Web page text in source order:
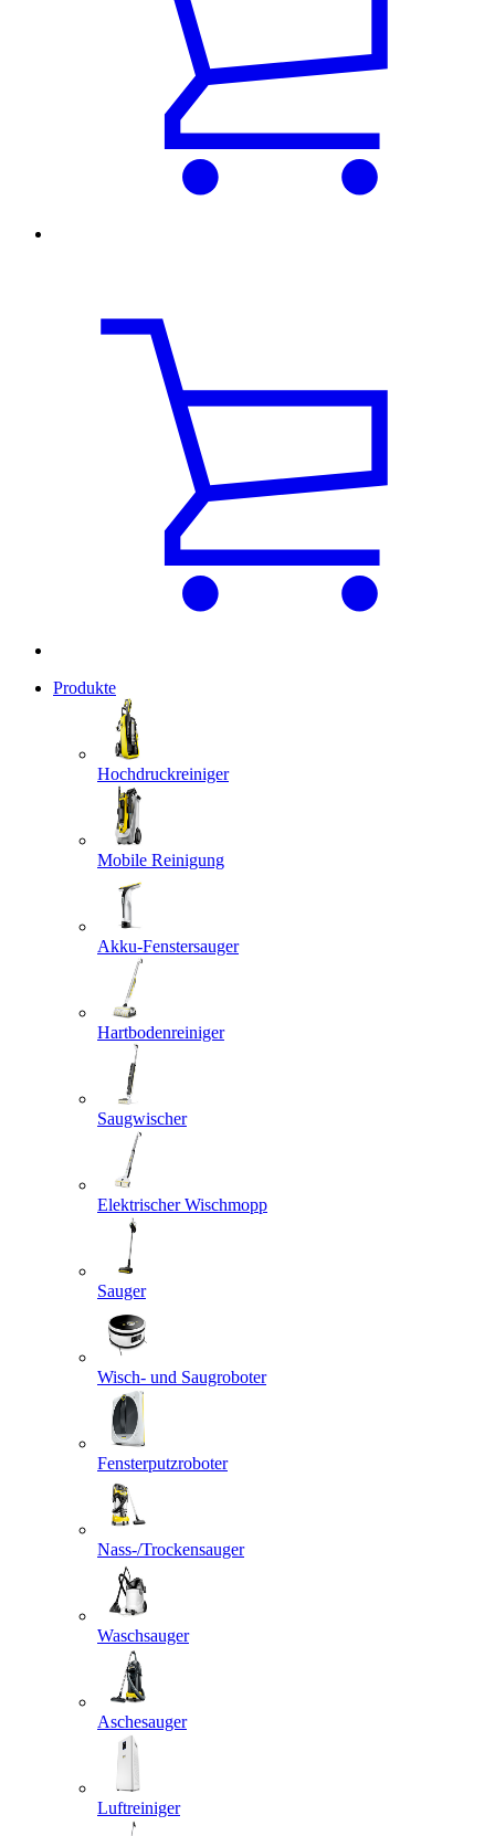
Produkte
Hochdruckreiniger
Mobile Reinigung
Akku-Fenstersauger
Hartbodenreiniger
Saugwischer
Elektrischer Wischmopp
Sauger
Wisch- und Saugroboter
Fensterputzroboter
Nass-/Trockensauger
Waschsauger
Aschesauger
Luftreiniger